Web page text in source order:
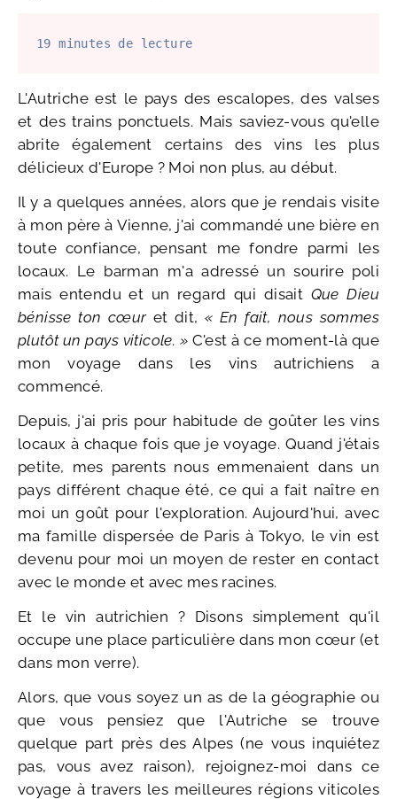
19 minutes de lecture
L'Autriche est le pays des escalopes, des valses
et des trains ponctuels. Mais saviez-vous qu'elle
abrite également certains des vins les plus
délicieux d'Europe ? Moi non plus, au début.
Il y a quelques années, alors que je rendais visite
à mon père à Vienne, j'ai commandé une bière en
toute confiance, pensant me fondre parmi les
locaux. Le barman m'a adressé un sourire poli
mais entendu et un regard qui disait Que Dieu
bénisse ton cœuret dit,« En fait, nous sommes
plutôt un pays viticole. » C'est à ce moment-là que
mon voyage dans les vins autrichiens a
commencé.
Depuis, j'ai pris pour habitude de goûter les vins
locaux à chaque fois que je voyage. Quand j'étais
petite, mes parents nous emmenaient dans un
pays différent chaque été, ce qui a fait naître en
moi un goût pour l'exploration. Aujourd'hui, avec
ma famille dispersée de Paris à Tokyo, le vin est
devenu pour moi un moyen de rester en contact
avec le monde et avec mes racines.
Et le vin autrichien ? Disons simplement qu'il
occupe une place particulière dans mon cœur (et
dans mon verre).
Alors, que vous soyez un as de la géographie ou
que vous pensiez que l'Autriche se trouve
quelque part près des Alpes (ne vous inquiétez
pas, vous avez raison), rejoignez-moi dans ce
voyage à travers les meilleures régions viticoles